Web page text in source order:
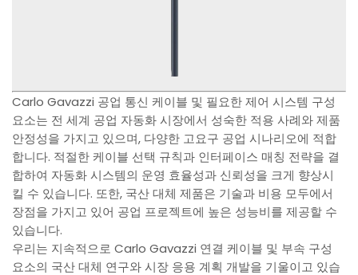
Carlo Gavazzi 공업 통신 케이블 및 필요한 제어 시스템 구성
요소는 전 세계 공업 자동화 시장에서 성숙한 적용 사례와 제품
안정성을 가지고 있으며, 다양한 고요구 공업 시나리오에 적합
합니다. 적절한 케이블 선택 규칙과 인터페이스 매칭 전략을 결
합하여 자동화 시스템의 운영 효율성과 신뢰성을 크게 향상시
킬 수 있습니다. 또한, 국산 대체 제품은 기술과 비용 모두에서
장점을 가지고 있어 공업 프로젝트에 높은 성능비를 제공할 수
있습니다.
우리는 지속적으로 Carlo Gavazzi 연결 케이블 및 부속 구성
요소의 국산 대체 연구와 시장 응용 계획 개발을 기울이고 있습